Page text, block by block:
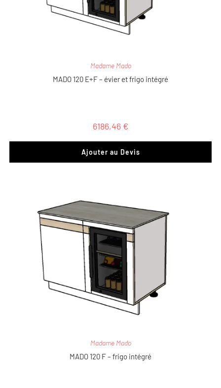
Madame Mado
MADO 120 E+F – évier et frigo intégré
6186,46 €
Ajouter au Devis
Madame Mado
MADO 120 F – frigo intégré